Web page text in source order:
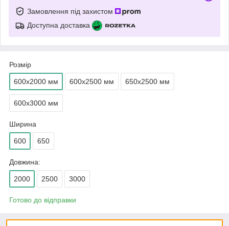
Замовлення під захистом
Доступна доставка
Розмір
600х2000 мм 600х2500 мм 650х2500 мм
600х3000 мм
Ширина
600 650
Довжина:
2000 2500 3000
Готово до відправки